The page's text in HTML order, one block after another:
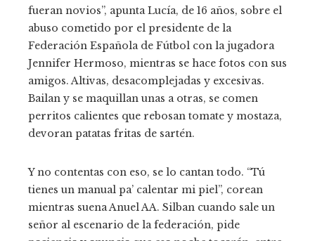
fueran novios”, apunta Lucía, de 16 años, sobre el
abuso cometido por el presidente de la
Federación Española de Fútbol con la jugadora
Jennifer Hermoso, mientras se hace fotos con sus
amigos. Altivas, desacomplejadas y excesivas.
Bailan y se maquillan unas a otras, se comen
perritos calientes que rebosan tomate y mostaza,
devoran patatas fritas de sartén.
Y no contentas con eso, se lo cantan todo. “Tú
tienes un manual pa’ calentar mi piel”, corean
mientras suena Anuel AA. Silban cuando sale un
señor al escenario de la federación, pide